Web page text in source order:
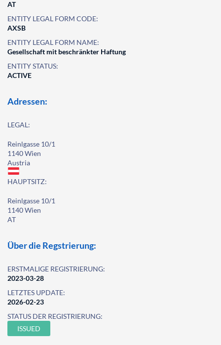
AT
ENTITY LEGAL FORM CODE:
AXSB
ENTITY LEGAL FORM NAME:
Gesellschaft mit beschränkter Haftung
ENTITY STATUS:
ACTIVE
Adressen:
LEGAL:
Reinlgasse 10/1
1140 Wien
Austria
HAUPTSITZ:
Reinlgasse 10/1
1140 Wien
AT
Über die Regstrierung:
ERSTMALIGE REGISTRIERUNG:
2023-03-28
LETZTES UPDATE:
2026-02-23
STATUS DER REGISTRIERUNG:
ISSUED